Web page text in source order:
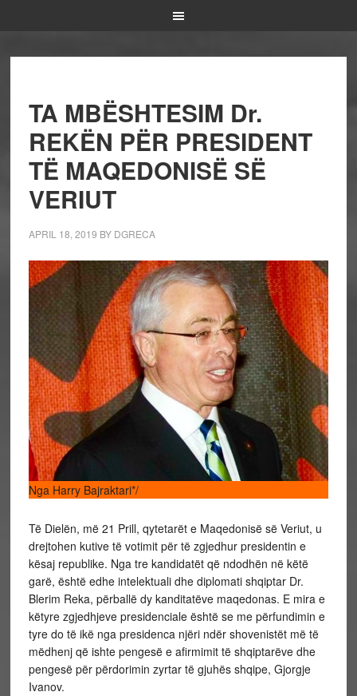
TA MBËSHTESIM Dr.
REKËN PËR PRESIDENT
TË MAQEDONISË SË
VERIUT
APRIL 18, 2019 BY DGRECA
Nga Harry Bajraktari*/
Të Dielën, më 21 Prill, qytetarët e Maqedonisë së Veriut, u
drejtohen kutive të votimit për të zgjedhur presidentin e
kësaj republike. Nga tre kandidatët që ndodhën në këtë
garë, është edhe intelektuali dhe diplomati shqiptar Dr.
Blerim Reka, përballë dy kanditatëve maqedonas. E mira e
këtyre zgjedhjeve presidenciale është se me përfundimin e
tyre do të ikë nga presidenca njëri ndër shovenistët më të
mëdhenj që ishte pengesë e afirmimit të shqiptarëve dhe
pengesë për përdorimin zyrtar të gjuhës shqipe, Gjorgje
Ivanov.